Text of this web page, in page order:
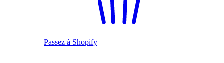
Passez à Shopify